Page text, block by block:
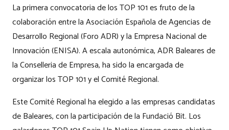
La primera convocatoria de los TOP 101 es fruto de la
colaboración entre la Asociación Española de Agencias de
Desarrollo Regional (Foro ADR) y la Empresa Nacional de
Innovación (ENISA). A escala autonómica, ADR Baleares de
la Conselleria de Empresa, ha sido la encargada de
organizar los TOP 101 y el Comité Regional.
Este Comité Regional ha elegido a las empresas candidatas
de Baleares, con la participación de la Fundació Bit. Los